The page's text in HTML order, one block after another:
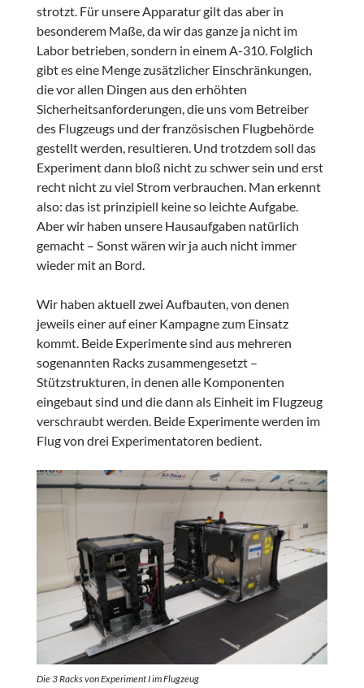
strotzt. Für unsere Apparatur gilt das aber in
besonderem Maße, da wir das ganze ja nicht im
Labor betrieben, sondern in einem A-310. Folglich
gibt es eine Menge zusätzlicher Einschränkungen,
die vor allen Dingen aus den erhöhten
Sicherheitsanforderungen, die uns vom Betreiber
des Flugzeugs und der französischen Flugbehörde
gestellt werden, resultieren. Und trotzdem soll das
Experiment dann bloß nicht zu schwer sein und erst
recht nicht zu viel Strom verbrauchen. Man erkennt
also: das ist prinzipiell keine so leichte Aufgabe.
Aber wir haben unsere Hausaufgaben natürlich
gemacht – Sonst wären wir ja auch nicht immer
wieder mit an Bord.
Wir haben aktuell zwei Aufbauten, von denen
jeweils einer auf einer Kampagne zum Einsatz
kommt. Beide Experimente sind aus mehreren
sogenannten Racks zusammengesetzt –
Stützstrukturen, in denen alle Komponenten
eingebaut sind und die dann als Einheit im Flugzeug
verschraubt werden. Beide Experimente werden im
Flug von drei Experimentatoren bedient.
Die 3 Racks von Experiment I im Flugzeug